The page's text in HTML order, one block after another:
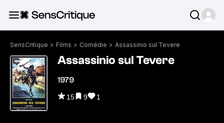
SensCritique > Films > Comédie > Assassinio sul Tevere
Assassinio sul Tevere
1979
15 9 1